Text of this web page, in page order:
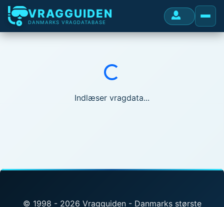
VRAGGUIDEN
DANMARKS VRAGDATABASE
Indlæser...
Indlæser vragdata...
© 1998 - 2026 Vragguiden - Danmarks største